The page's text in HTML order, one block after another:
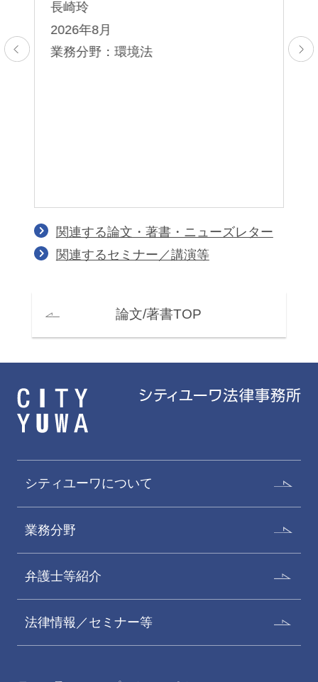
長崎玲
2026年8月
業務分野：環境法
関連する論文・著書・ニューズレター
関連するセミナー／講演等
論文/著書TOP
シティユーワについて
業務分野
弁護士等紹介
法律情報／セミナー等